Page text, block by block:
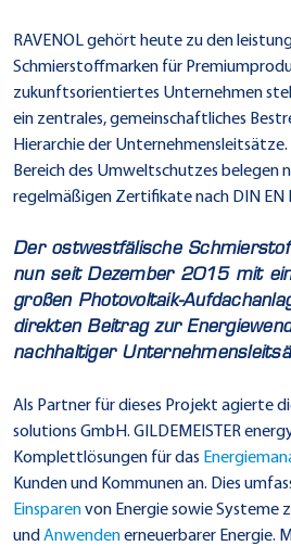
RAVENOL gehört heute zu den
Schmierstoffmarken für
zukunftsorientiertes Unternehmen
ein zentrales, gemeinschaftliches
Hierarchie der
Bereich des Umweltschutzes belegen
regelmäßigen Zertifikate nach DIN EN
Der ostwestfälische
nun seit Dezember 2015 mit
großen Photovoltaik-
direkten Beitrag zur
nachhaltiger
Als Partner für dieses Projekt agierte
solutions GmbH. GILDEMEISTER
Komplettlösungen für das
Kunden und Kommunen an. Dies
Einsparenvon Energie sowie Systeme
und Anwendenerneuerbarer Energie.